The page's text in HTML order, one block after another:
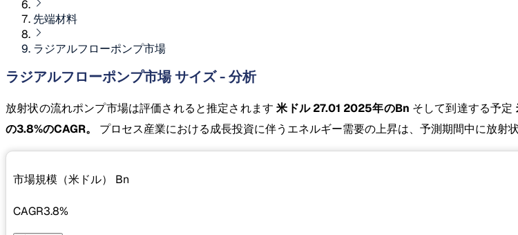
先端材料
ラジアルフローポンプ市場
ラジアルフローポンプ市場 サイズ - 分析
放射状の流れポンプ市場は評価されると推定されます米ドル 27.01 2025年のBn そして到達する予定
の3.8%のCAGR。
プロセス産業における成長投資に伴うエネルギー需要の上昇は、予測期間中に放射
市場規模（米ドル） Bn
CAGR3.8%